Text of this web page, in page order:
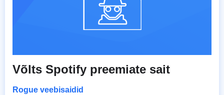
Võlts Spotify preemiate sait
Rogue veebisaidid